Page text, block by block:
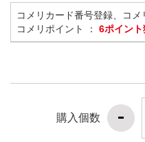
コメリカード番号登録、コ
コメリポイント ： 6ポイント
購入個数